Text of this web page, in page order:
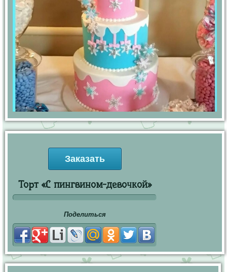
Заказать
Торт «С пингвином-девочкой»
Поделиться